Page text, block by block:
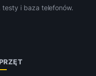
i baza telefonów.